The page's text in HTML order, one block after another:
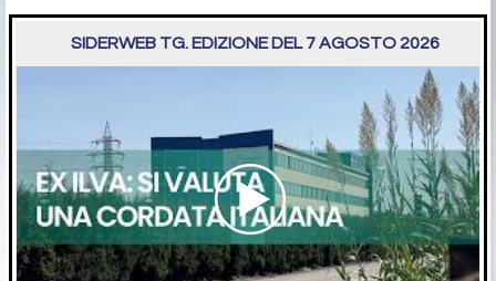
SIDERWEB TG. EDIZIONE DEL 7 AGOSTO 2026